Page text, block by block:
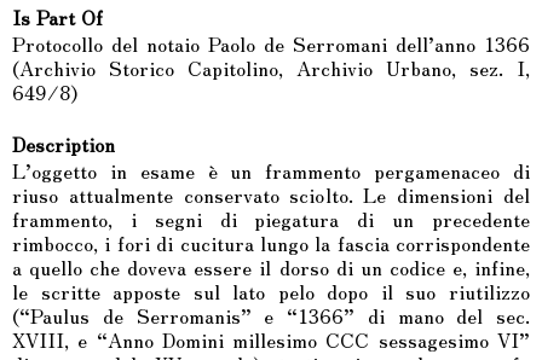
Is Part Of
Protocollo del notaio Paolo de Serromani dell’anno 1366
(Archivio Storico Capitolino, Archivio Urbano, sez. I,
649/8)
Description
L’oggetto in esame è un frammento pergamenaceo di
riuso attualmente conservato sciolto. Le dimensioni del
frammento, i segni di piegatura di un precedente
rimbocco, i fori di cucitura lungo la fascia corrispondente
a quello che doveva essere il dorso di un codice e, infine,
le scritte apposte sul lato pelo dopo il suo riutilizzo
(“Paulus de Serromanis” e “1366” di mano del sec.
XVIII, e “Anno Domini millesimo CCC sessagesimo VI”